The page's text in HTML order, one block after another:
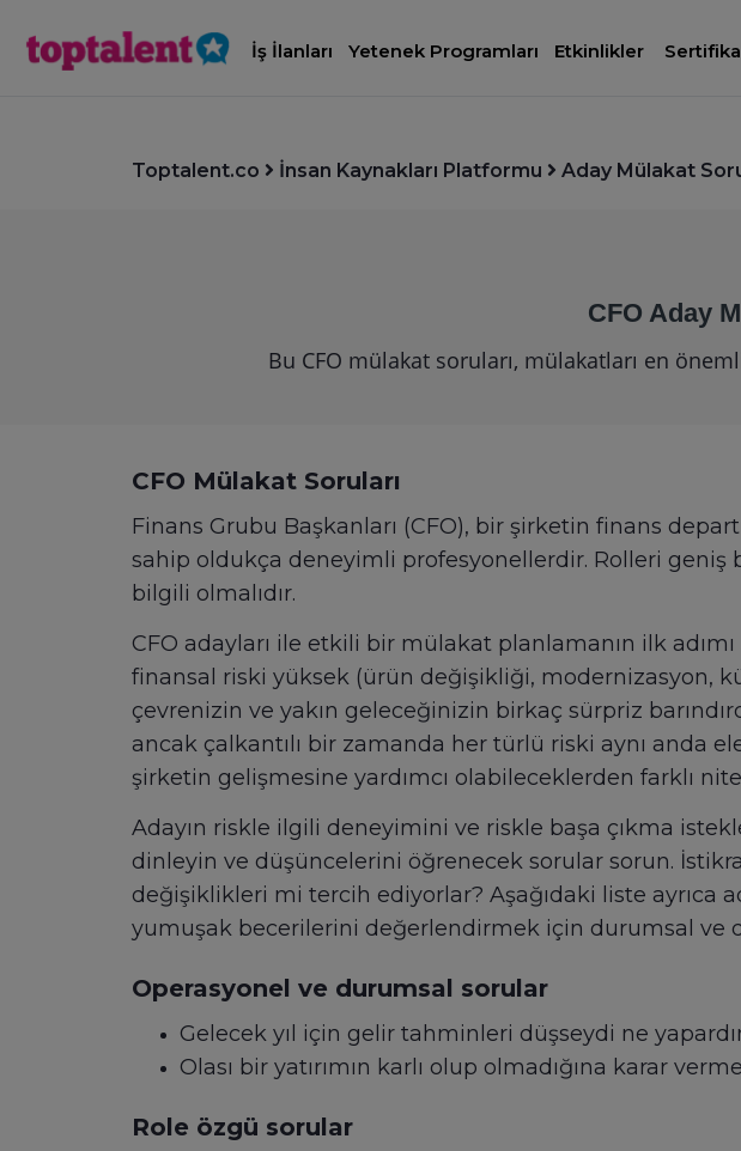
İş İlanları Yetenek Programları Etkinlikler
Toptalent.co İnsan Kaynakları Platformu Aday Mülakat
CFO Aday
Bu CFO mülakat soruları, mülakatları en
CFO Mülakat Soruları
Finans Grubu Başkanları (CFO), bir şirketin finans
sahip oldukça deneyimli profesyonellerdir. Rolleri
bilgili olmalıdır.
CFO adayları ile etkili bir mülakat planlamanın ilk
finansal riski yüksek (ürün değişikliği, modernizasyon,
çevrenizin ve yakın geleceğinizin birkaç sürpriz
ancak çalkantılı bir zamanda her türlü riski aynı anda
şirketin gelişmesine yardımcı olabileceklerden farklı
Adayın riskle ilgili deneyimini ve riskle başa çıkma
dinleyin ve düşüncelerini öğrenecek sorular sorun.
değişiklikleri mi tercih ediyorlar? Aşağıdaki liste ayrıca
yumuşak becerilerini değerlendirmek için durumsal ve
Operasyonel ve durumsal sorular
Gelecek yıl için gelir tahminleri düşseydi ne
Olası bir yatırımın karlı olup olmadığına karar
Role özgü sorular